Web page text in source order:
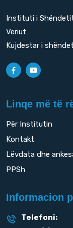
Instituti i Shëndetit
Veriut
Kujdestar i
Linqe më të
Për Institutin
Kontakt
Lëvdata dhe
PPSh
Informacion
Telefoni: